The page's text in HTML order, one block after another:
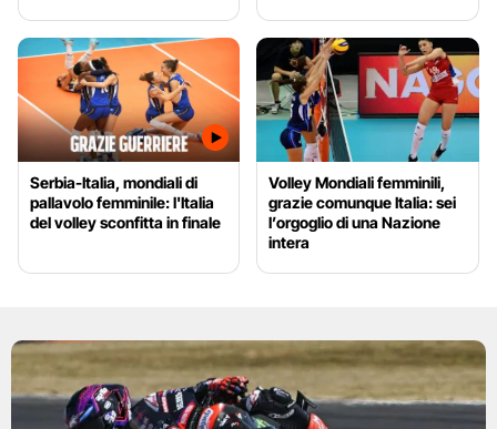
Serbia-Italia, mondiali di
pallavolo femminile: l'Italia
del volley sconfitta in finale
Volley Mondiali femminili,
grazie comunque Italia: sei
l’orgoglio di una Nazione
intera